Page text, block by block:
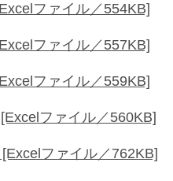
ファイル／554KB]
ファイル／557KB]
ファイル／559KB]
ファイル／560KB]
ファイル／762KB]